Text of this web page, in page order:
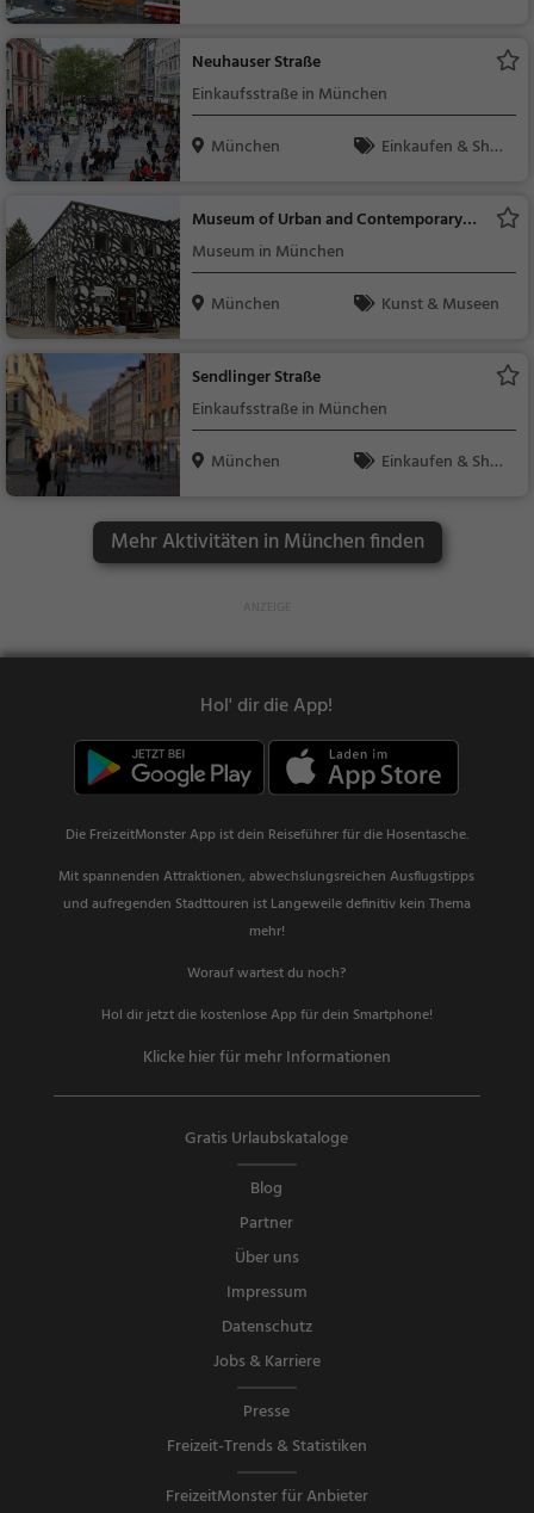
Neuhauser Straße
Einkaufsstraße in München
München
Einkaufen & Shop
Museum of Urban and Contemporary
Art
Museum in München
München
Kunst & Museen
Sendlinger Straße
Einkaufsstraße in München
München
Einkaufen & Shop
Mehr Aktivitäten in München finden
Hol' dir die App!
Die FreizeitMonster App ist dein Reiseführer für die Hosentasche.
Mit spannenden Attraktionen, abwechslungsreichen Ausflugstipps
und aufregenden Stadttouren ist Langeweile definitiv kein Thema
mehr!
Worauf wartest du noch?
Hol dir jetzt die kostenlose App für dein Smartphone!
Klicke hier für mehr Informationen
Gratis Urlaubskataloge
Blog
Partner
Über uns
Impressum
Datenschutz
Jobs & Karriere
Presse
Freizeit-Trends & Statistiken
FreizeitMonster für Anbieter